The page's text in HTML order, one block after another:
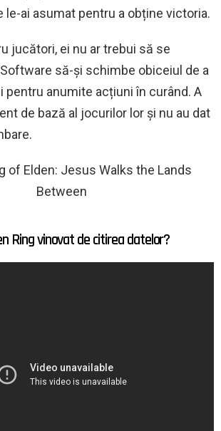
le-ai asumat pentru a obține victoria.
jucători, ei nu ar trebui să se
să-și schimbe obiceiul de a
pentru anumite acțiuni în curând. A
de bază al jocurilor lor și nu au dat
of Elden: Jesus Walks the Lands
Between
Ring vinovat de citirea datelor?